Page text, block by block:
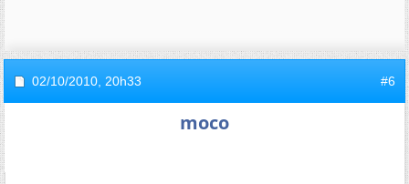
02/10/2010, 20h33 #6
moco